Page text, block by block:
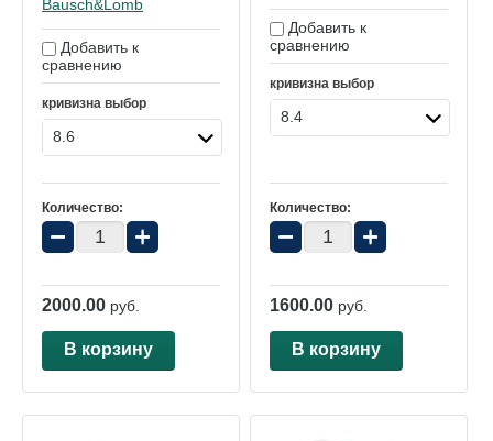
Bausch&Lomb
Добавить к
сравнению
кривизна выбор
8.6
Количество:
− +
2000.00 руб.
В корзину
Добавить к
сравнению
кривизна выбор
8.4
Количество:
− +
1600.00 руб.
В корзину